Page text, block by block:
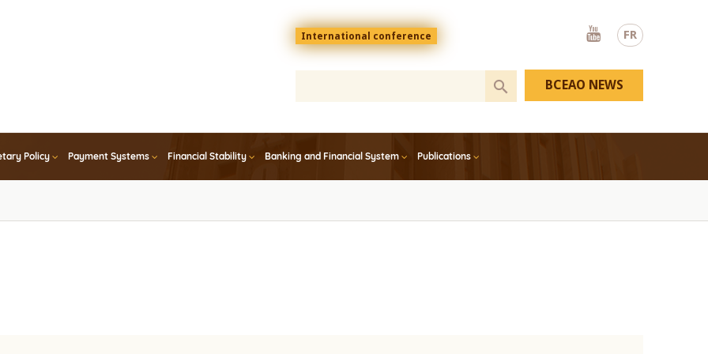
FR
Menu
top
En
International conference
Youtube
Policy Payment Systems Financial Stability Banking and Financial System Publications
BCEAO NEWS